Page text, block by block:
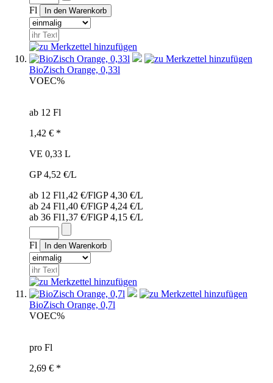
Fl
BioZisch Orange, 0,33l
VOEC%
ab 12 Fl
1,42 € *
VE 0,33 L
GP 4,52 €/L
ab 12 Fl1,42 €/FlGP 4,30 €/L
ab 24 Fl1,40 €/FlGP 4,24 €/L
ab 36 Fl1,37 €/FlGP 4,15 €/L
Fl
BioZisch Orange, 0,7l
VOEC%
pro Fl
2,69 € *